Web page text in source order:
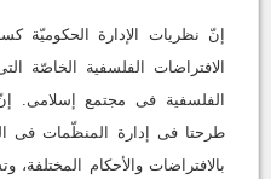
إنّ نظریات الإدارة الحکومیّة
الافتراضات الفلسفیة الخاصّة
الفلسفیة فی مجتمع إسلامی. إنّ
طرحتا فی إدارة المنظّمات فی
بالافتراضات والأحکام المختلفة،